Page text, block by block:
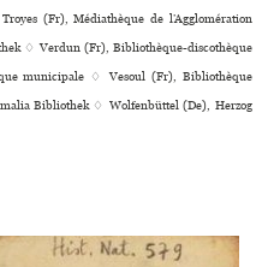
(Fr), Médiathèque de l’Agglomération
♢ Verdun (Fr), Bibliothèque-dis­co­thè­que
muni­ci­pale ♢ Vesoul (Fr), Bibliothèque
Bibliothek ♢ Wolfenbüttel (De), Herzog